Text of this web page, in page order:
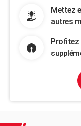
Mettez
autres
Profitez